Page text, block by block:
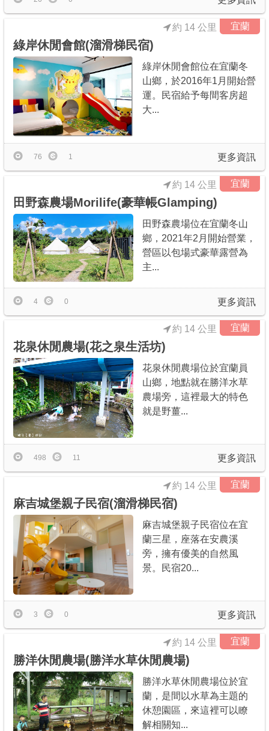
宜蘭
綠岸休閒會館(溜滑梯民宿)
約 14 公里
綠岸休閒會館位在宜蘭冬
山鄉，於2016年1月開始營
運。民宿給予每間客房超
大...
更多資訊
76 1
宜蘭
田野森農場Morilife(豪華帳Glamping)
約 14 公里
田野森農場位在宜蘭冬山
鄉，2021年2月開始營業，
營區以包場式豪華露營為
主...
更多資訊
4 0
宜蘭
花泉休閒農場(花之泉生活坊)
約 14 公里
花泉休閒農場位於宜蘭員
山鄉，地點就在勝洋水草
農場旁，這裡最大的特色
就是野薑...
更多資訊
498 11
宜蘭
麻吉城堡親子民宿(溜滑梯民宿)
約 14 公里
麻吉城堡親子民宿位在宜
蘭三星，座落在安農溪
旁，擁有優美的自然風
景。民宿20...
更多資訊
3 0
宜蘭
勝洋休閒農場(勝洋水草休閒農場)
約 14 公里
勝洋水草休閒農場位於宜
蘭，是間以水草為主題的
休憩園區，來這裡可以瞭
解相關知...